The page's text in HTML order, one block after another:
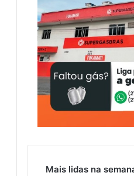
Mais lidas na